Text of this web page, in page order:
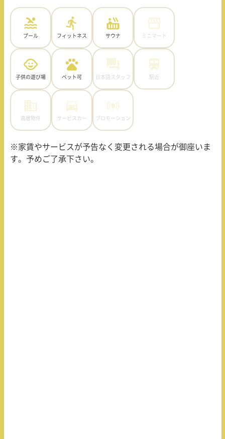
プール フィットネス サウナ ミニマート
子供の遊び場 ペット可 日本語スタッフ 駅近
高層物件 サービスカー プロモーション
※家賃やサービスが予告なく変更される場合が御座いま
す。予めご了承下さい。